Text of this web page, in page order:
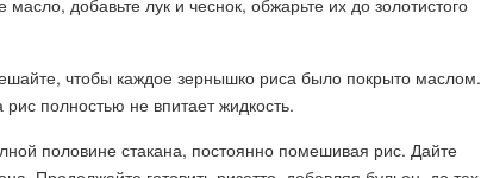
добавьте лук и чеснок, обжарьте их до золотистого
чтобы каждое зернышко риса было покрыто маслом.
полностью не впитает жидкость.
половине стакана, постоянно помешивая рис. Дайте